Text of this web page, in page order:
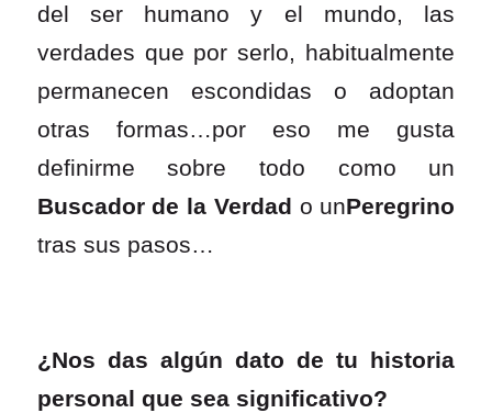
del ser humano y el mundo, las
verdades que por serlo, habitualmente
permanecen escondidas o adoptan
otras formas…por eso me gusta
definirme sobre todo como un
Buscador de la Verdad o unPeregrino
tras sus pasos…
¿Nos das algún dato de tu historia
personal que sea significativo?